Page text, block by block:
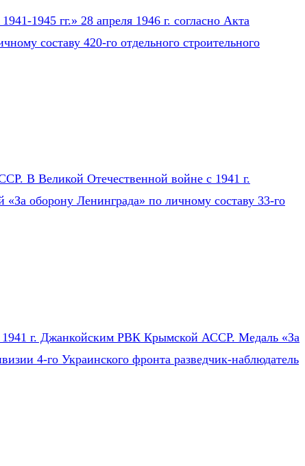
1945 гг.» 28 апреля 1946 г. согласно Акта
составу 420-го отдельного строительного
В Великой Отечественной войне с 1941 г.
оборону Ленинграда» по личному составу 33-го
г. Джанкойским РВК Крымской АССР. Медаль «За
4-го Украинского фронта разведчик-наблюдатель